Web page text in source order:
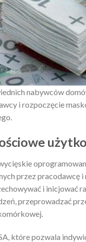
nabywców
i rozpoczęcie
przez pracodawcę
i inicjować
przeprowadzać
które pozwala